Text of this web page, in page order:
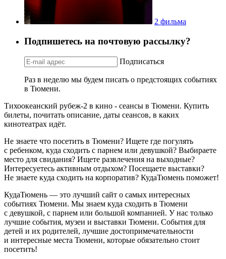
2 фильма
Подпишетесь на почтовую рассылку?
Подписаться
Раз в неделю мы будем писать о предстоящих событиях
в Тюмени.
Тихоокеанский рубеж-2 в кино - сеансы в Тюмени. Купить
билеты, почитать описание, даты сеансов, в каких
кинотеатрах идёт.
Не знаете что посетить в Тюмени? Ищете где погулять
с ребенком, куда сходить с парнем или девушкой? Выбираете
место для свидания? Ищете развлечения на выходные?
Интересуетесь активным отдыхом? Посещаете выставки?
Не знаете куда сходить на корпоратив? КудаТюмень поможет!
КудаТюмень — это лучший сайт о самых интересных
событиях Тюмени. Мы знаем куда сходить в Тюмени
с девушкой, с парнем или большой компанией. У нас только
лучшие события, музеи и выставки Тюмени. События для
детей и их родителей, лучшие достопримечательности
и интересные места Тюмени, которые обязательно стоит
посетить!